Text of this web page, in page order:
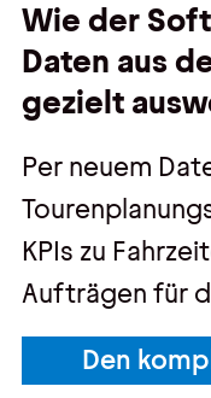
Wie der
Daten aus
gezielt
Per neuem
KPIs zu
Aufträgen für
Den